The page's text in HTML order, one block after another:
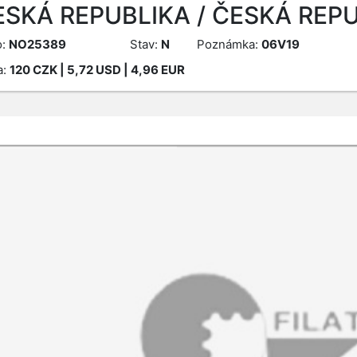
REPUBLIKA / ČESKÁ
NO25389 Stav: N Poznámka: 06V19
120CZK| 5,72 USD | 4,96 EUR